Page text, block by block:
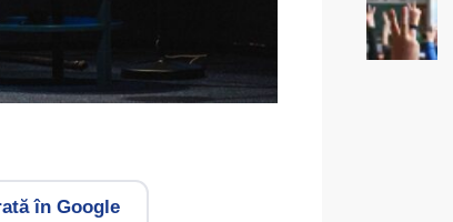
în Google